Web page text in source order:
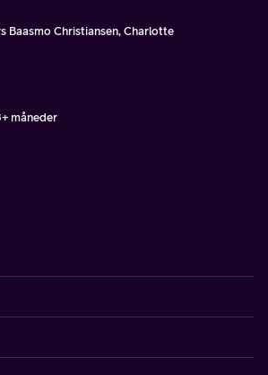
Baasmo Christiansen, Charlotte
måneder